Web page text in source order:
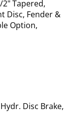
2" Tapered,
Disc, Fender &
Option,
Hydr. Disc Brake,